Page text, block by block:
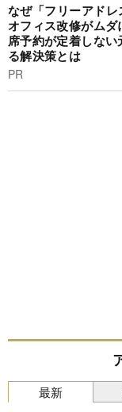
なぜ「フリーアド
オフィス改修がム
席予約が定着しな
る解決策とは
PR
最新